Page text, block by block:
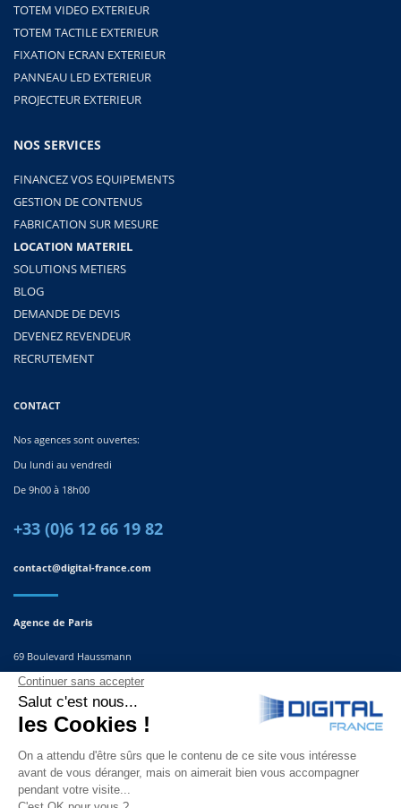
TOTEM VIDEO EXTERIEUR
TOTEM TACTILE EXTERIEUR
FIXATION ECRAN EXTERIEUR
PANNEAU LED EXTERIEUR
PROJECTEUR EXTERIEUR
NOS SERVICES
FINANCEZ VOS EQUIPEMENTS
GESTION DE CONTENUS
FABRICATION SUR MESURE
LOCATION MATERIEL
SOLUTIONS METIERS
BLOG
DEMANDE DE DEVIS
DEVENEZ REVENDEUR
RECRUTEMENT
CONTACT
Nos agences sont ouvertes:
Du lundi au vendredi
De 9h00 à 18h00
+33 (0)6 12 66 19 82
contact@digital-france.com
Agence de Paris
69 Boulevard Haussmann
75008, Paris
France
Agence du Sud-Est
291 Rue Albert Caquot